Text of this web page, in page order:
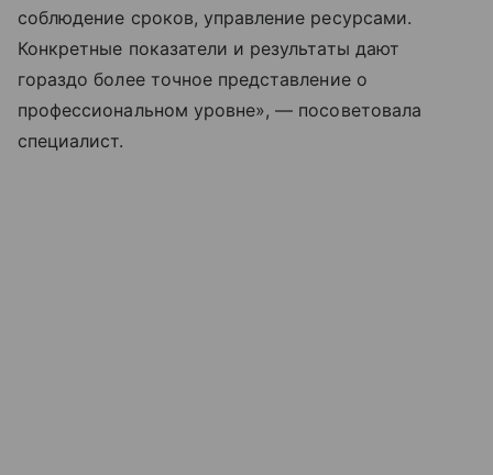
соблюдение сроков, управление ресурсами.
Конкретные показатели и результаты дают
гораздо более точное представление о
профессиональном уровне», — посоветовала
специалист.